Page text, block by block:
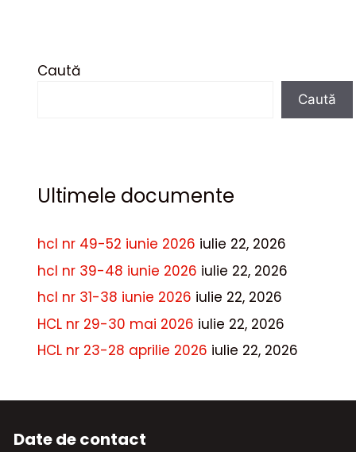
Caută
Caută
Ultimele documente
hcl nr 49-52 iunie 2026 iulie 22, 2026
hcl nr 39-48 iunie 2026 iulie 22, 2026
hcl nr 31-38 iunie 2026 iulie 22, 2026
HCL nr 29-30 mai 2026 iulie 22, 2026
HCL nr 23-28 aprilie 2026 iulie 22, 2026
Date de contact